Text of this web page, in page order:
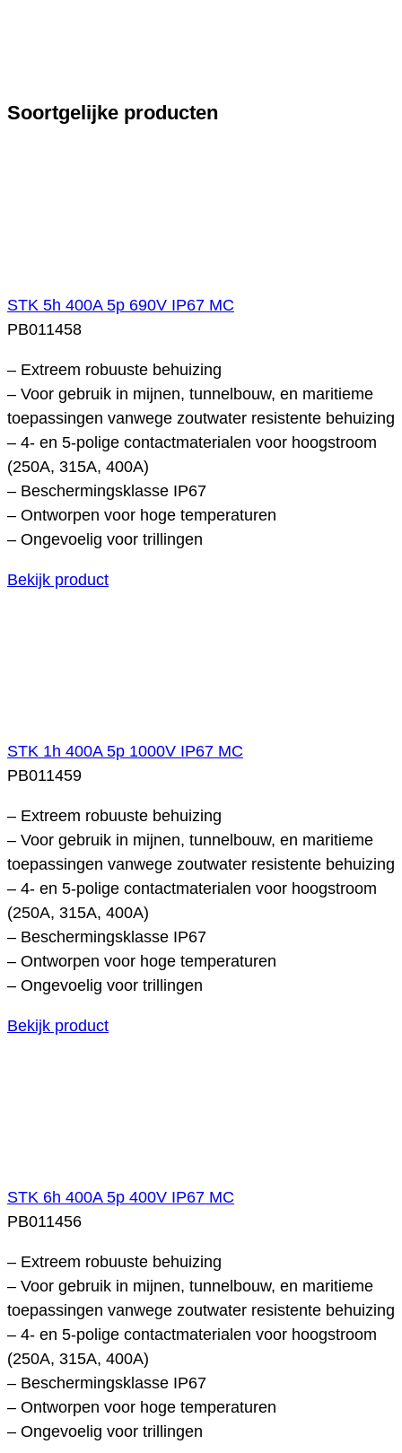
Soortgelijke producten
STK 5h 400A 5p 690V IP67 MC
PB011458
– Extreem robuuste behuizing
– Voor gebruik in mijnen, tunnelbouw, en maritieme
toepassingen vanwege zoutwater resistente behuizing
– 4- en 5-polige contactmaterialen voor hoogstroom
(250A, 315A, 400A)
– Beschermingsklasse IP67
– Ontworpen voor hoge temperaturen
– Ongevoelig voor trillingen
Bekijk product
STK 1h 400A 5p 1000V IP67 MC
PB011459
– Extreem robuuste behuizing
– Voor gebruik in mijnen, tunnelbouw, en maritieme
toepassingen vanwege zoutwater resistente behuizing
– 4- en 5-polige contactmaterialen voor hoogstroom
(250A, 315A, 400A)
– Beschermingsklasse IP67
– Ontworpen voor hoge temperaturen
– Ongevoelig voor trillingen
Bekijk product
STK 6h 400A 5p 400V IP67 MC
PB011456
– Extreem robuuste behuizing
– Voor gebruik in mijnen, tunnelbouw, en maritieme
toepassingen vanwege zoutwater resistente behuizing
– 4- en 5-polige contactmaterialen voor hoogstroom
(250A, 315A, 400A)
– Beschermingsklasse IP67
– Ontworpen voor hoge temperaturen
– Ongevoelig voor trillingen